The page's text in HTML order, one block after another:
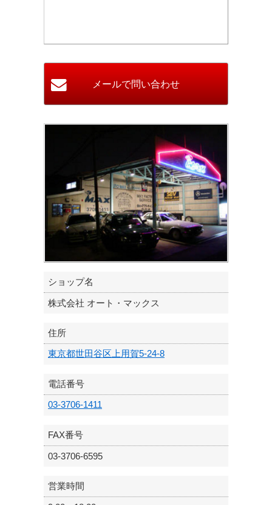
ショップ名
株式会社 オート・マックス
住所
東京都世田谷区上用賀5-24-8
電話番号
03-3706-1411
FAX番号
03-3706-6595
営業時間